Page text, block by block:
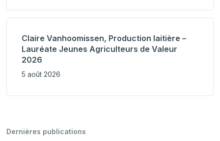
Claire Vanhoomissen, Production laitière –
Lauréate Jeunes Agriculteurs de Valeur
2026
5 août 2026
Dernières publications